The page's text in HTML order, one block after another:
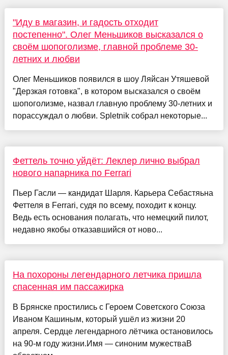
"Иду в магазин, и гадость отходит
постепенно". Олег Меньшиков высказался о
своём шопоголизме, главной проблеме 30-
летних и любви
Олег Меньшиков появился в шоу Ляйсан Утяшевой
"Дерзкая готовка", в котором высказался о своём
шопоголизме, назвал главную проблему 30-летних и
порассуждал о любви. Spletnik собрал некоторые...
Феттель точно уйдёт: Леклер лично выбрал
нового напарника по Ferrari
Пьер Гасли — кандидат Шарля. Карьера Себастяьна
Феттеля в Ferrari, судя по всему, походит к концу.
Ведь есть основания полагать, что немецкий пилот,
недавно якобы отказавшийся от ново...
На похороны легендарного летчика пришла
спасенная им пассажирка
В Брянске простились с Героем Советского Союза
Иваном Кашиным, который ушёл из жизни 20
апреля. Сердце легендарного лётчика остановилось
на 90-м году жизни.Имя — синоним мужестваВ